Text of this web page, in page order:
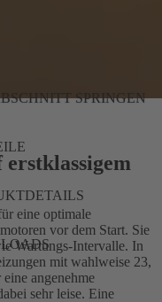
SPRINGEN
eine optimale
vor dem Start. Sie
Wartungs-Intervalle. In
mit wahlweise 23,
angenehme
sehr leise. Eine